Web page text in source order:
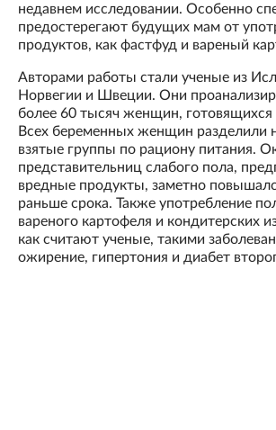
недавнем исследовании. Особенно
предостерегают будущих мам от
продуктов, как фастфуд и вареный
Авторами работы стали ученые из
Норвегии и Швеции. Они
более 60 тысяч женщин, готовящихся
Всех беременных женщин разделили
взятые группы по рациону питания.
представительниц слабого пола,
вредные продукты, заметно
раньше срока. Также употребление
вареного картофеля и кондитерских
как считают ученые, такими
ожирение, гипертония и диабет